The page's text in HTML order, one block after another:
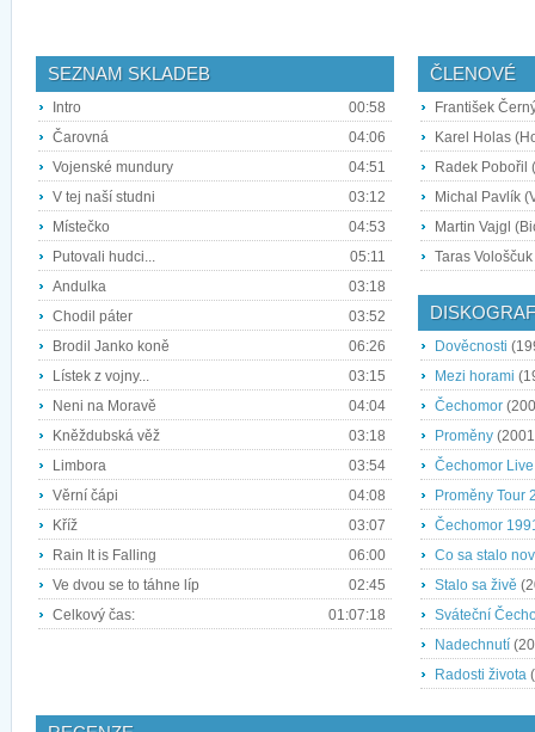
SEZNAM SKLADEB
Intro
00:58
Čarovná
04:06
Vojenské mundury
04:51
V tej naší studni
03:12
Místečko
04:53
Putovali hudci...
05:11
Andulka
03:18
Chodil páter
03:52
Brodil Janko koně
06:26
Lístek z vojny...
03:15
Neni na Moravě
04:04
Kněždubská věž
03:18
Limbora
03:54
Věrní čápi
04:08
Kříž
03:07
Rain It is Falling
06:00
Ve dvou se to táhne líp
02:45
Celkový čas:
01:07:18
ČLENOVÉ
František
Karel Holas
Radek Pobořil
Michal Pavlík
Martin Vajgl
Taras
Dověcnosti
Mezi horami
Čechomor
Proměny
Čechomor Live
Proměny Tour
Čechomor
Co sa stalo
Stalo sa živě
Sváteční
Nadechnutí
Radosti života